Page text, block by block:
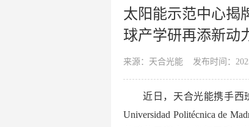
太阳能示范中心揭
球产学研再添新动
来源：天合光能 发布时间：
近日，天合光能携手西
Universidad Politécnica de